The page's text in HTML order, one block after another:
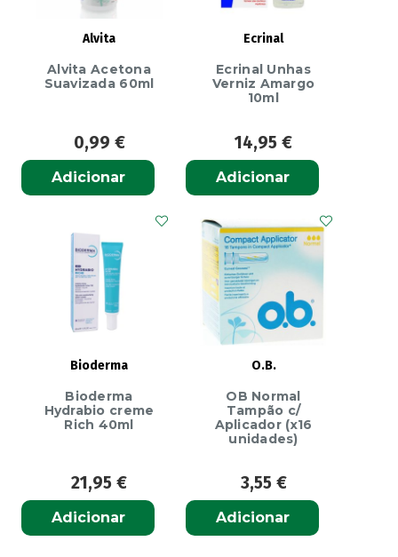
Alvita
Alvita Acetona
Suavizada 60ml
0,99 €
Adicionar
Ecrinal
Ecrinal Unhas
Verniz Amargo
10ml
14,95 €
Adicionar
Bioderma
Bioderma
Hydrabio creme
Rich 40ml
21,95 €
Adicionar
O.B.
OB Normal
Tampão c/
Aplicador (x16
unidades)
3,55 €
Adicionar